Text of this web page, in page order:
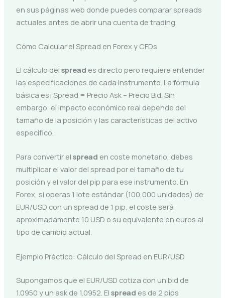
en sus páginas web donde puedes comparar spreads
actuales antes de abrir una cuenta de trading.
Cómo Calcular el Spread en Forex y CFDs
El cálculo del spread es directo pero requiere entender
las especificaciones de cada instrumento. La fórmula
básica es: Spread = Precio Ask – Precio Bid. Sin
embargo, el impacto económico real depende del
tamaño de la posición y las características del activo
específico.
Para convertir el spread en coste monetario, debes
multiplicar el valor del spread por el tamaño de tu
posición y el valor del pip para ese instrumento. En
Forex, si operas 1 lote estándar (100,000 unidades) de
EUR/USD con un spread de 1 pip, el coste será
aproximadamente 10 USD o su equivalente en euros al
tipo de cambio actual.
Ejemplo Práctico: Cálculo del Spread en EUR/USD
Supongamos que el EUR/USD cotiza con un bid de
1.0950 y un ask de 1.0952. El spread es de 2 pips